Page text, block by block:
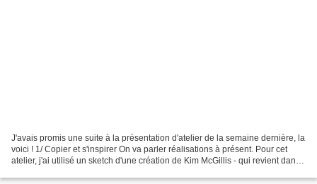
J'avais promis une suite à la présentation d'atelier de la semaine dernière, la
voici ! 1/ Copier et s'inspirer On va parler réalisations à présent. Pour cet
atelier, j'ai utilisé un sketch d'une création de Kim McGillis - qui revient dans